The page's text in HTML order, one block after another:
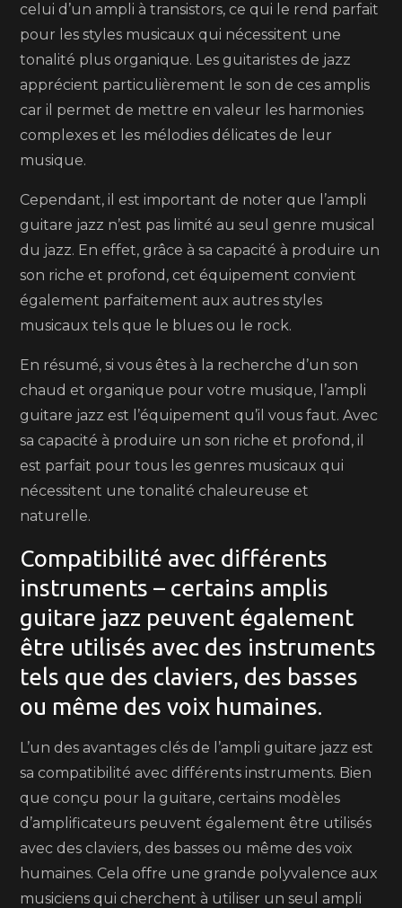
celui d’un ampli à transistors, ce qui le rend parfait
pour les styles musicaux qui nécessitent une
tonalité plus organique. Les guitaristes de jazz
apprécient particulièrement le son de ces amplis
car il permet de mettre en valeur les harmonies
complexes et les mélodies délicates de leur
musique.
Cependant, il est important de noter que l’ampli
guitare jazz n’est pas limité au seul genre musical
du jazz. En effet, grâce à sa capacité à produire un
son riche et profond, cet équipement convient
également parfaitement aux autres styles
musicaux tels que le blues ou le rock.
En résumé, si vous êtes à la recherche d’un son
chaud et organique pour votre musique, l’ampli
guitare jazz est l’équipement qu’il vous faut. Avec
sa capacité à produire un son riche et profond, il
est parfait pour tous les genres musicaux qui
nécessitent une tonalité chaleureuse et
naturelle.
Compatibilité avec différents
instruments – certains amplis
guitare jazz peuvent également
être utilisés avec des instruments
tels que des claviers, des basses
ou même des voix humaines.
L’un des avantages clés de l’ampli guitare jazz est
sa compatibilité avec différents instruments. Bien
que conçu pour la guitare, certains modèles
d’amplificateurs peuvent également être utilisés
avec des claviers, des basses ou même des voix
humaines. Cela offre une grande polyvalence aux
musiciens qui cherchent à utiliser un seul ampli